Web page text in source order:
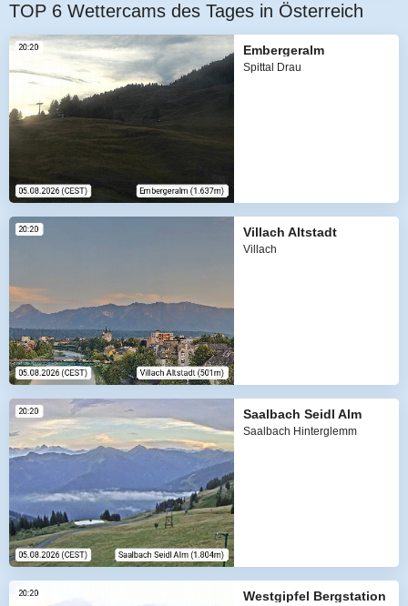
TOP 6 Wettercams des Tages in Österreich
Embergeralm
Spittal Drau
Villach Altstadt
Villach
Saalbach Seidl Alm
Saalbach Hinterglemm
Westgipfel Bergstation